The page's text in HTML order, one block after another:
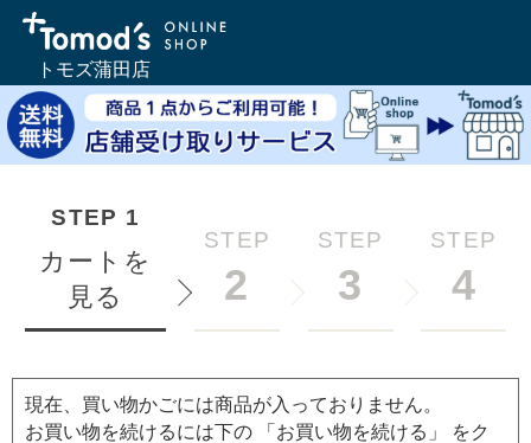
トモズ蒲田店
STEP 1
カートを
見る
STEP
2
STEP
3
STEP
4
現在、買い物かごには商品が入っておりません。
お買い物を続けるには下の 「お買い物を続ける」 をク